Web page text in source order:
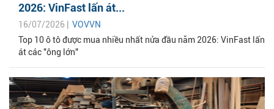
2026: VinFast lấn át...
16/07/2026 | VOVVN
Top 10 ô tô được mua nhiều nhất nửa đầu năm 2026: VinFast lấn
át các "ông lớn"